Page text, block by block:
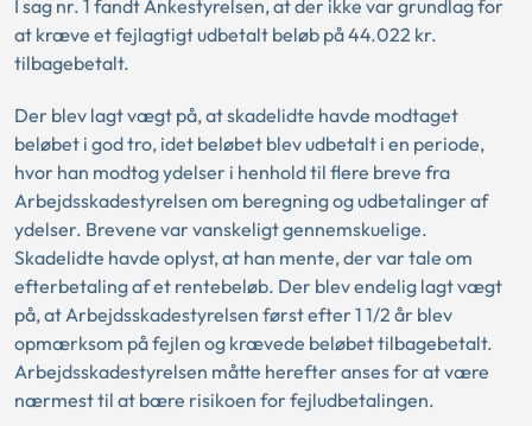
I sag nr. 1 fandt Ankestyrelsen, at der ikke var grundlag for
at kræve et fejlagtigt udbetalt beløb på 44.022 kr.
tilbagebetalt.
Der blev lagt vægt på, at skadelidte havde modtaget
beløbet i god tro, idet beløbet blev udbetalt i en periode,
hvor han modtog ydelser i henhold til flere breve fra
Arbejdsskadestyrelsen om beregning og udbetalinger af
ydelser. Brevene var vanskeligt gennemskuelige.
Skadelidte havde oplyst, at han mente, der var tale om
efterbetaling af et rentebeløb. Der blev endelig lagt vægt
på, at Arbejdsskadestyrelsen først efter 1 1/2 år blev
opmærksom på fejlen og krævede beløbet tilbagebetalt.
Arbejdsskadestyrelsen måtte herefter anses for at være
nærmest til at bære risikoen for fejludbetalingen.